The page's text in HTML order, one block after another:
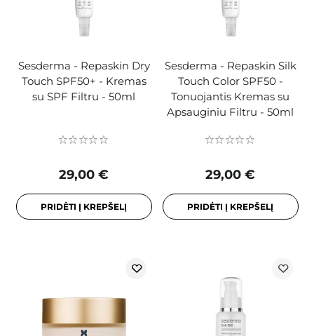
Sesderma - Repaskin Dry
Touch SPF50+ - Kremas
su SPF Filtru - 50ml
29,00 €
PRIDĖTI Į KREPŠELĮ
Sesderma - Repaskin Silk
Touch Color SPF50 -
Tonuojantis Kremas su
Apsauginiu Filtru - 50ml
29,00 €
PRIDĖTI Į KREPŠELĮ